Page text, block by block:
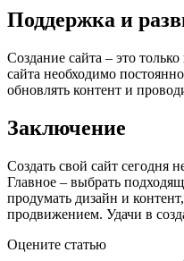
Поддержка и
Создание сайта – это
сайта необходимо
обновлять контент и
Заключение
Создать свой сайт сегодня
Главное – выбрать
продумать дизайн и
продвижением. Удачи в
Оцените статью